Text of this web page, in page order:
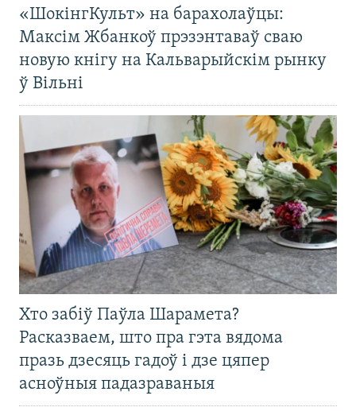
«ШокінгКульт» на барахолаўцы:
Максім Жбанкоў прэзэнтаваў сваю
новую кнігу на Кальварыйскім рынку
ў Вільні
Хто забіў Паўла Шарамета?
Расказваем, што пра гэта вядома
празь дзесяць гадоў і дзе цяпер
асноўныя падазраваныя